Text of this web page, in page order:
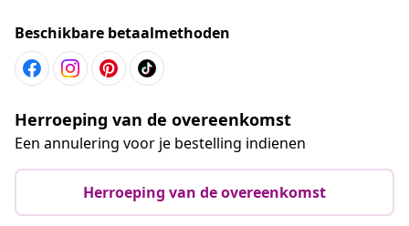
Beschikbare betaalmethoden
Herroeping van de overeenkomst
Een annulering voor je bestelling indienen
Herroeping van de overeenkomst